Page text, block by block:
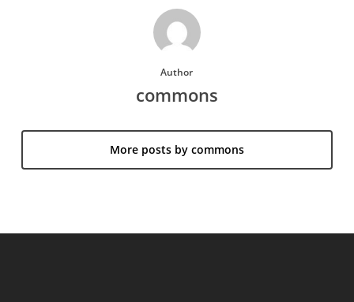
Author
commons
More posts by commons